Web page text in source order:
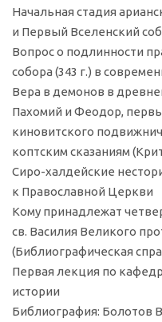
Начальная стадия
и Первый Вселенский
Вопрос о подлинности
собора (343 г.) в
Вера в демонов в
Пахомий и Феодор,
киновитского
коптским сказаниям
Сиро-халдейские
к Православной Церкви
Кому принадлежат
св. Василия Великого
(Библиографическая
Первая лекция по
истории
Библиография: Болотов